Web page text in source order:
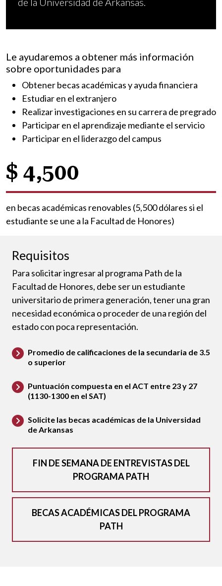
Le ayudaremos a obtener más información
sobre oportunidades para
Obtener becas académicas y ayuda financiera
Estudiar en el extranjero
Realizar investigaciones en su carrera de pregrado
Participar en el aprendizaje mediante el servicio
Participar en el liderazgo del campus
$ 4,500
en becas académicas renovables (5,500 dólares si el
estudiante se une a la Facultad de Honores)
Requisitos
Para solicitar ingresar al programa Path de la
Facultad de Honores, debe ser un estudiante
universitario de primera generación, tener una gran
necesidad económica o proceder de una región del
estado con poca representación.
Promedio de calificaciones de la secundaria de 3.5
o superior
Puntuación compuesta en el ACT entre 23 y 27
(1130-1300 en el SAT)
Solicite las becas académicas de la Universidad
de Arkansas
FIN DE SEMANA DE ENTREVISTAS DEL
PROGRAMA PATH
BECAS ACADÉMICAS DEL PROGRAMA
PATH